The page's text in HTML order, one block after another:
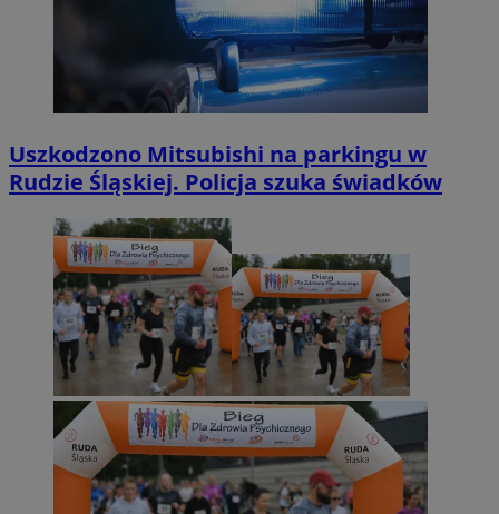
Uszkodzono Mitsubishi na parkingu w
Rudzie Śląskiej. Policja szuka świadków